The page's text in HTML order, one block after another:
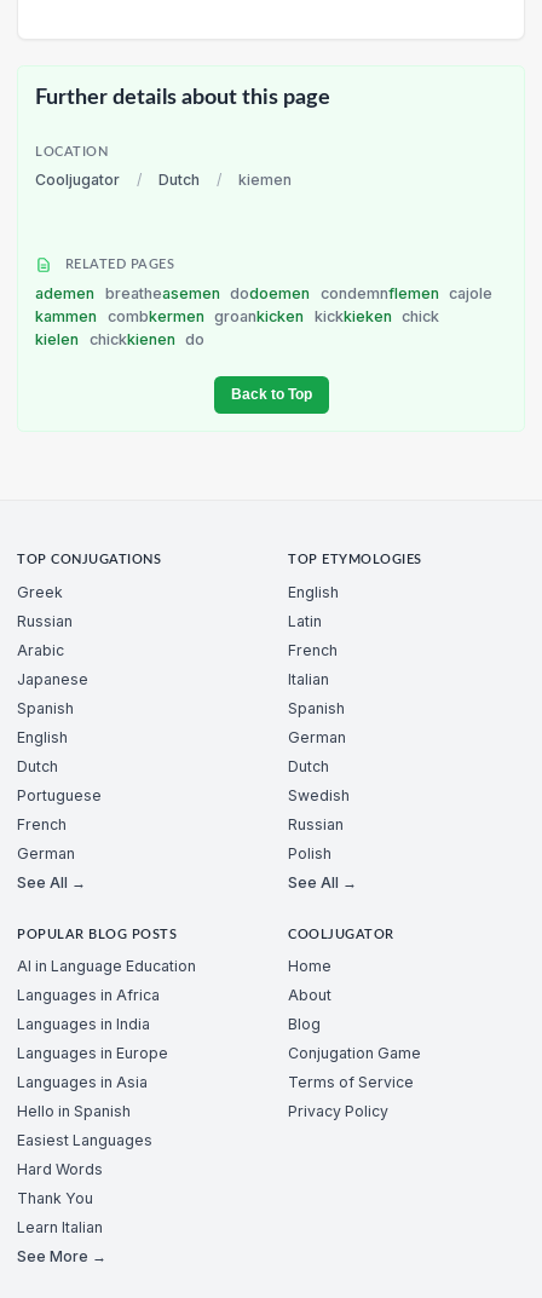
Further details about this page
LOCATION
Cooljugator / Dutch / kiemen
RELATED PAGES
ademen breatheasemen dodoemen condemnflemen
cajole
kammen
combkermen groankicken kickkieken
chick
kielen
chickkienen do
Back to Top
TOP CONJUGATIONS
Greek
Russian
Arabic
Japanese
Spanish
English
Dutch
Portuguese
French
German
See All →
TOP ETYMOLOGIES
English
Latin
French
Italian
Spanish
German
Dutch
Swedish
Russian
Polish
See All →
POPULAR BLOG POSTS
AI in Language Education
Languages in Africa
Languages in India
Languages in Europe
Languages in Asia
Hello in Spanish
Easiest Languages
Hard Words
Thank You
Learn Italian
See More →
COOLJUGATOR
Home
About
Blog
Conjugation Game
Terms of Service
Privacy Policy